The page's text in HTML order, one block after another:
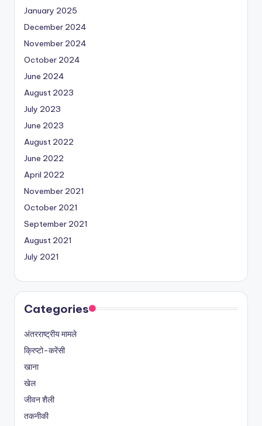
January 2025
December 2024
November 2024
October 2024
June 2024
August 2023
July 2023
June 2023
August 2022
June 2022
April 2022
November 2021
October 2021
September 2021
August 2021
July 2021
Categories
अंतरराष्ट्रीय मामले
क्रिप्टो-करेंसी
खाना
खेल
जीवन शैली
तकनीकी